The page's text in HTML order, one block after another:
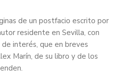
de un postfacio escrito por
residente en Sevilla, con
interés, que en breves
Marín, de su libro y de los